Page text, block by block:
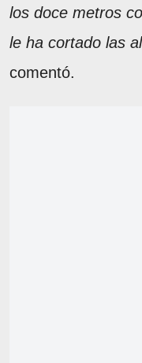
los doce metros
le ha cortado las
comentó.